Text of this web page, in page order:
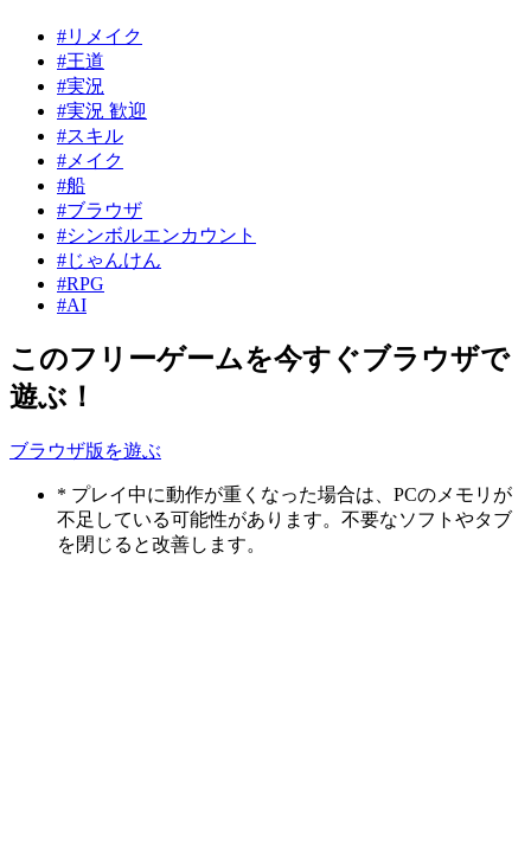
#リメイク
#王道
#実況
#実況 歓迎
#スキル
#メイク
#船
#ブラウザ
#シンボルエンカウント
#じゃんけん
#RPG
#AI
このフリーゲームを今すぐブラウザで
遊ぶ！
ブラウザ版を遊ぶ
* プレイ中に動作が重くなった場合は、PCのメモリが
不足している可能性があります。不要なソフトやタブ
を閉じると改善します。